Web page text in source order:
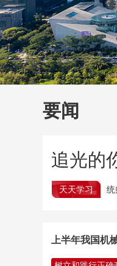
要闻
追光的
天天学习 统
上半年我国机